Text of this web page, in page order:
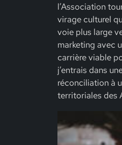
l’Association
virage culturel
voie plus large
marketing avec
carrière viable
j’entrais dans
réconciliation à
territoriales des